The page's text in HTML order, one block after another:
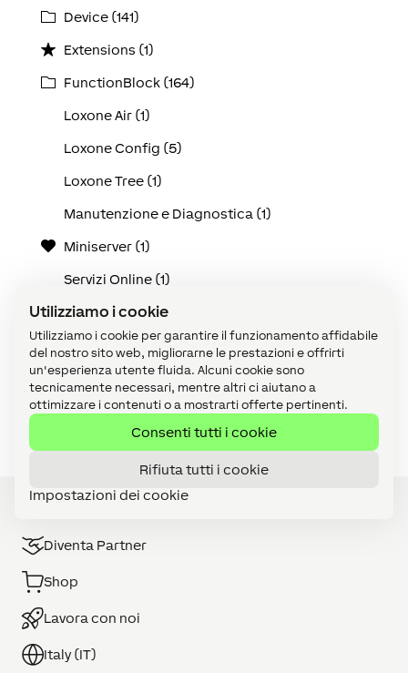
Utilizziamo i cookie
Utilizziamo i cookie per garantire il funzionamento affidabile
del nostro sito web, migliorarne le prestazioni e offrirti
un'esperienza utente fluida. Alcuni cookie sono
tecnicamente necessari, mentre altri ci aiutano a
ottimizzare i contenuti o a mostrarti offerte pertinenti.
Consenti tutti i cookie
Rifiuta tutti i cookie
Impostazioni dei cookie
Device (141)
Extensions (1)
FunctionBlock (164)
Loxone Air (1)
Loxone Config (5)
Loxone Tree (1)
Manutenzione e Diagnostica (1)
Miniserver (1)
Servizi Online (1)
Tutti (130)
Use Cases (25)
Video tutorial (1)
Visualizzazione (1)
Diventa Partner
Shop
Lavora con noi
Italy (IT)